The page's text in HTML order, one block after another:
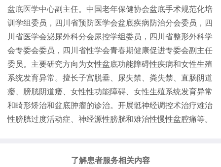
盆底医学中心副主任。中国老年保健协会盆底手术规范化培
训学组委员，四川省预防医学会盆底疾病防治分会委员，四
川省医学会泌尿外科分会尿控学组委员，四川省整形外科学
会专委会委员，四川省性学会青春期健康促进专委会副主任
委员。主要研究方向为女性盆底功能障碍性疾病和女性生殖
系统发育异常。擅长子宫脱垂、尿失禁、粪失禁、直肠阴道
瘘、膀胱阴道瘘、女性性功能障碍、女性生殖系统发育异常
和畸形矫治和盆底肿瘤的诊治。开展骶神经调控术治疗难治
性膀胱过度活动症、神经源性膀胱和难治性慢性盆腔痛等。
了解患者服务相关内容